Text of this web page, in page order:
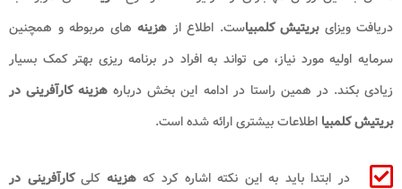
دریافت ویزایبریتیش کلمبیاست. اطلاع از هزینه های مربوطه و همچنین
سرمایه اولیه مورد نیاز، می تواند به افراد در برنامه ریزی بهتر کمک بسیار
زیادی بکند. در همین راستا در ادامه این بخش درباره هزینه کارآفرینی در
بریتیش کلمبیا اطلاعات بیشتری ارائه شده است.
در ابتدا باید به این نکته اشاره کرد کههزینهکلیکارآفرینی در